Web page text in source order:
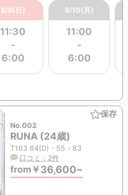
8/9(日)
11:30
-
6:00
8/10(月)
11:00
-
6:00
保存
No.002
RUNA (24歳)
T163 84(D)・55・83
口コミ：2件
from￥36,600~